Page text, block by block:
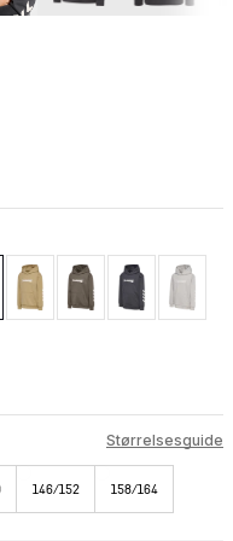
Størrelsesguide
146/152 158/164